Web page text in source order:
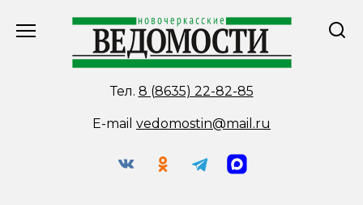
Тел. 8 (8635) 22-82-85
E-mail vedomostin@mail.ru